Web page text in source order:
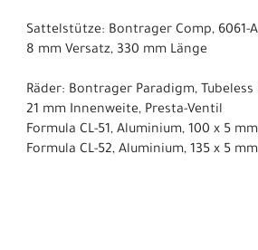
Sattelstütze: Bontrager Comp, 6061-
8 mm Versatz, 330 mm Länge
Räder: Bontrager Paradigm, Tubeless
21 mm Innenweite, Presta-Ventil
Formula CL-51, Aluminium, 100 x 5 mm
Formula CL-52, Aluminium, 135 x 5 mm